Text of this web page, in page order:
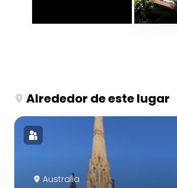
Alrededor de este lugar
Australia